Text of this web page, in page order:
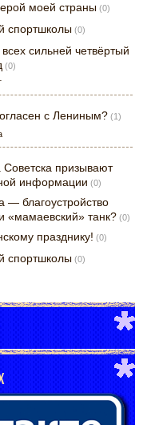
моей страны (0)
спортшколы (0)
сильней четвёртый
(0)
с Лениным? (1)
призывают
информации (0)
— благоустройство
«мамаевский» танк? (0)
празднику! (0)
спортшколы (0)